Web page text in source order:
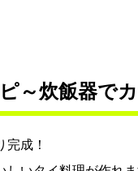
～炊飯器で
成！